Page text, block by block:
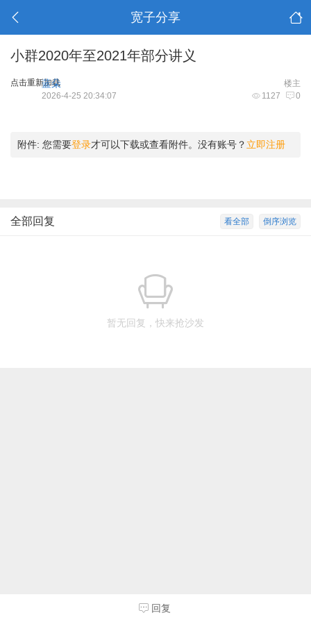
宽子分享
小群2020年至2021年部分讲义
点击重新加载 楼主
蓝朵
1127 0
2026-4-25 20:34:07
附件: 您需要登录才可以下载或查看附件。没有账号？ 立即注册
倒序浏览
看全部
全部回复
暂无回复，快来抢沙发
回复